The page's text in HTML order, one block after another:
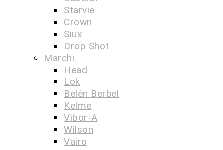
Starvie
Crown
Siux
Drop Shot
Marchi
Head
Lok
Belén Berbel
Kelme
Vibor-A
Wilson
Vairo